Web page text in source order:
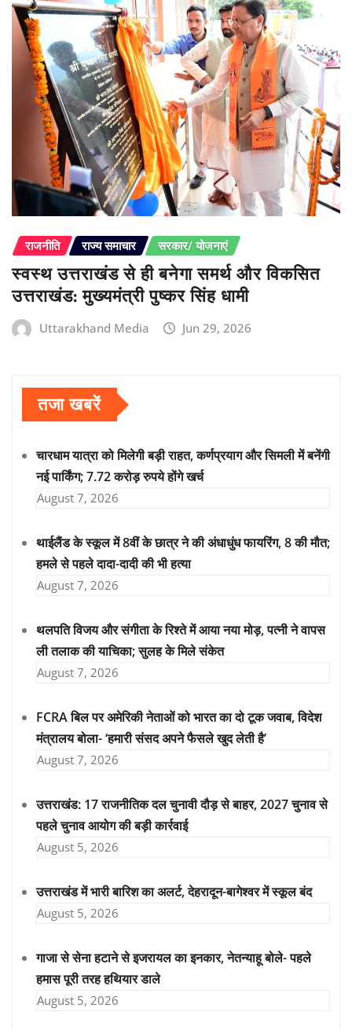
राजनीति राज्य समाचार सरकार/ योजनाएं
स्वस्थ उत्तराखंड से ही बनेगा समर्थ और विकसित
उत्तराखंड: मुख्यमंत्री पुष्कर सिंह धामी
Uttarakhand Media Jun 29, 2026
तजा खबरें
चारधाम यात्रा को मिलेगी बड़ी राहत, कर्णप्रयाग और सिमली में बनेंगी
नई पार्किंग; 7.72 करोड़ रुपये होंगे खर्च
August 7, 2026
थाईलैंड के स्कूल में 8वीं के छात्र ने की अंधाधुंध फायरिंग, 8 की मौत;
हमले से पहले दादा-दादी की भी हत्या
August 7, 2026
थलपति विजय और संगीता के रिश्ते में आया नया मोड़, पत्नी ने वापस
ली तलाक की याचिका; सुलह के मिले संकेत
August 7, 2026
FCRA बिल पर अमेरिकी नेताओं को भारत का दो टूक जवाब, विदेश
मंत्रालय बोला- ‘हमारी संसद अपने फैसले खुद लेती है’
August 7, 2026
उत्तराखंड: 17 राजनीतिक दल चुनावी दौड़ से बाहर, 2027 चुनाव से
पहले चुनाव आयोग की बड़ी कार्रवाई
August 5, 2026
उत्तराखंड में भारी बारिश का अलर्ट, देहरादून-बागेश्वर में स्कूल बंद
August 5, 2026
गाजा से सेना हटाने से इजरायल का इनकार, नेतन्याहू बोले- पहले
हमास पूरी तरह हथियार डाले
August 5, 2026